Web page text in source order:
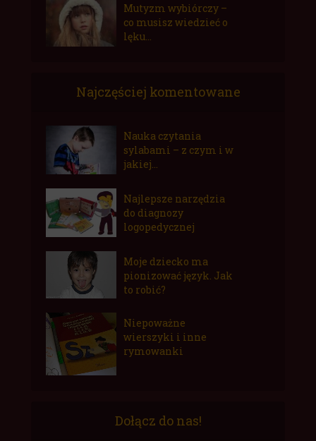
Mutyzm wybiórczy –
co musisz wiedzieć o
lęku...
Najczęściej komentowane
Nauka czytania
sylabami – z czym i w
jakiej...
Najlepsze narzędzia
do diagnozy
logopedycznej
Moje dziecko ma
pionizować język. Jak
to robić?
Niepoważne
wierszyki i inne
rymowanki
Dołącz do nas!